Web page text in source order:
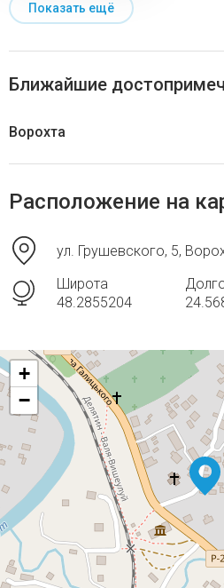
Показать ещё
Ближайшие
Ворохта
Расположение на
ул. Грушевского, 5,
Широта
48.2855204
+
−